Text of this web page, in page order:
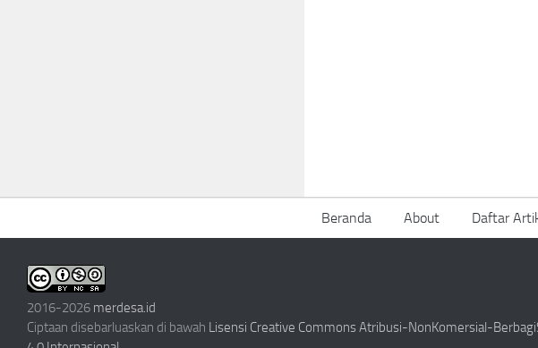
Beranda About Daftar
2016-2026 merdesa.id
Ciptaan disebarluaskan di bawah Lisensi Creative Commons Atribusi-NonKomersial-